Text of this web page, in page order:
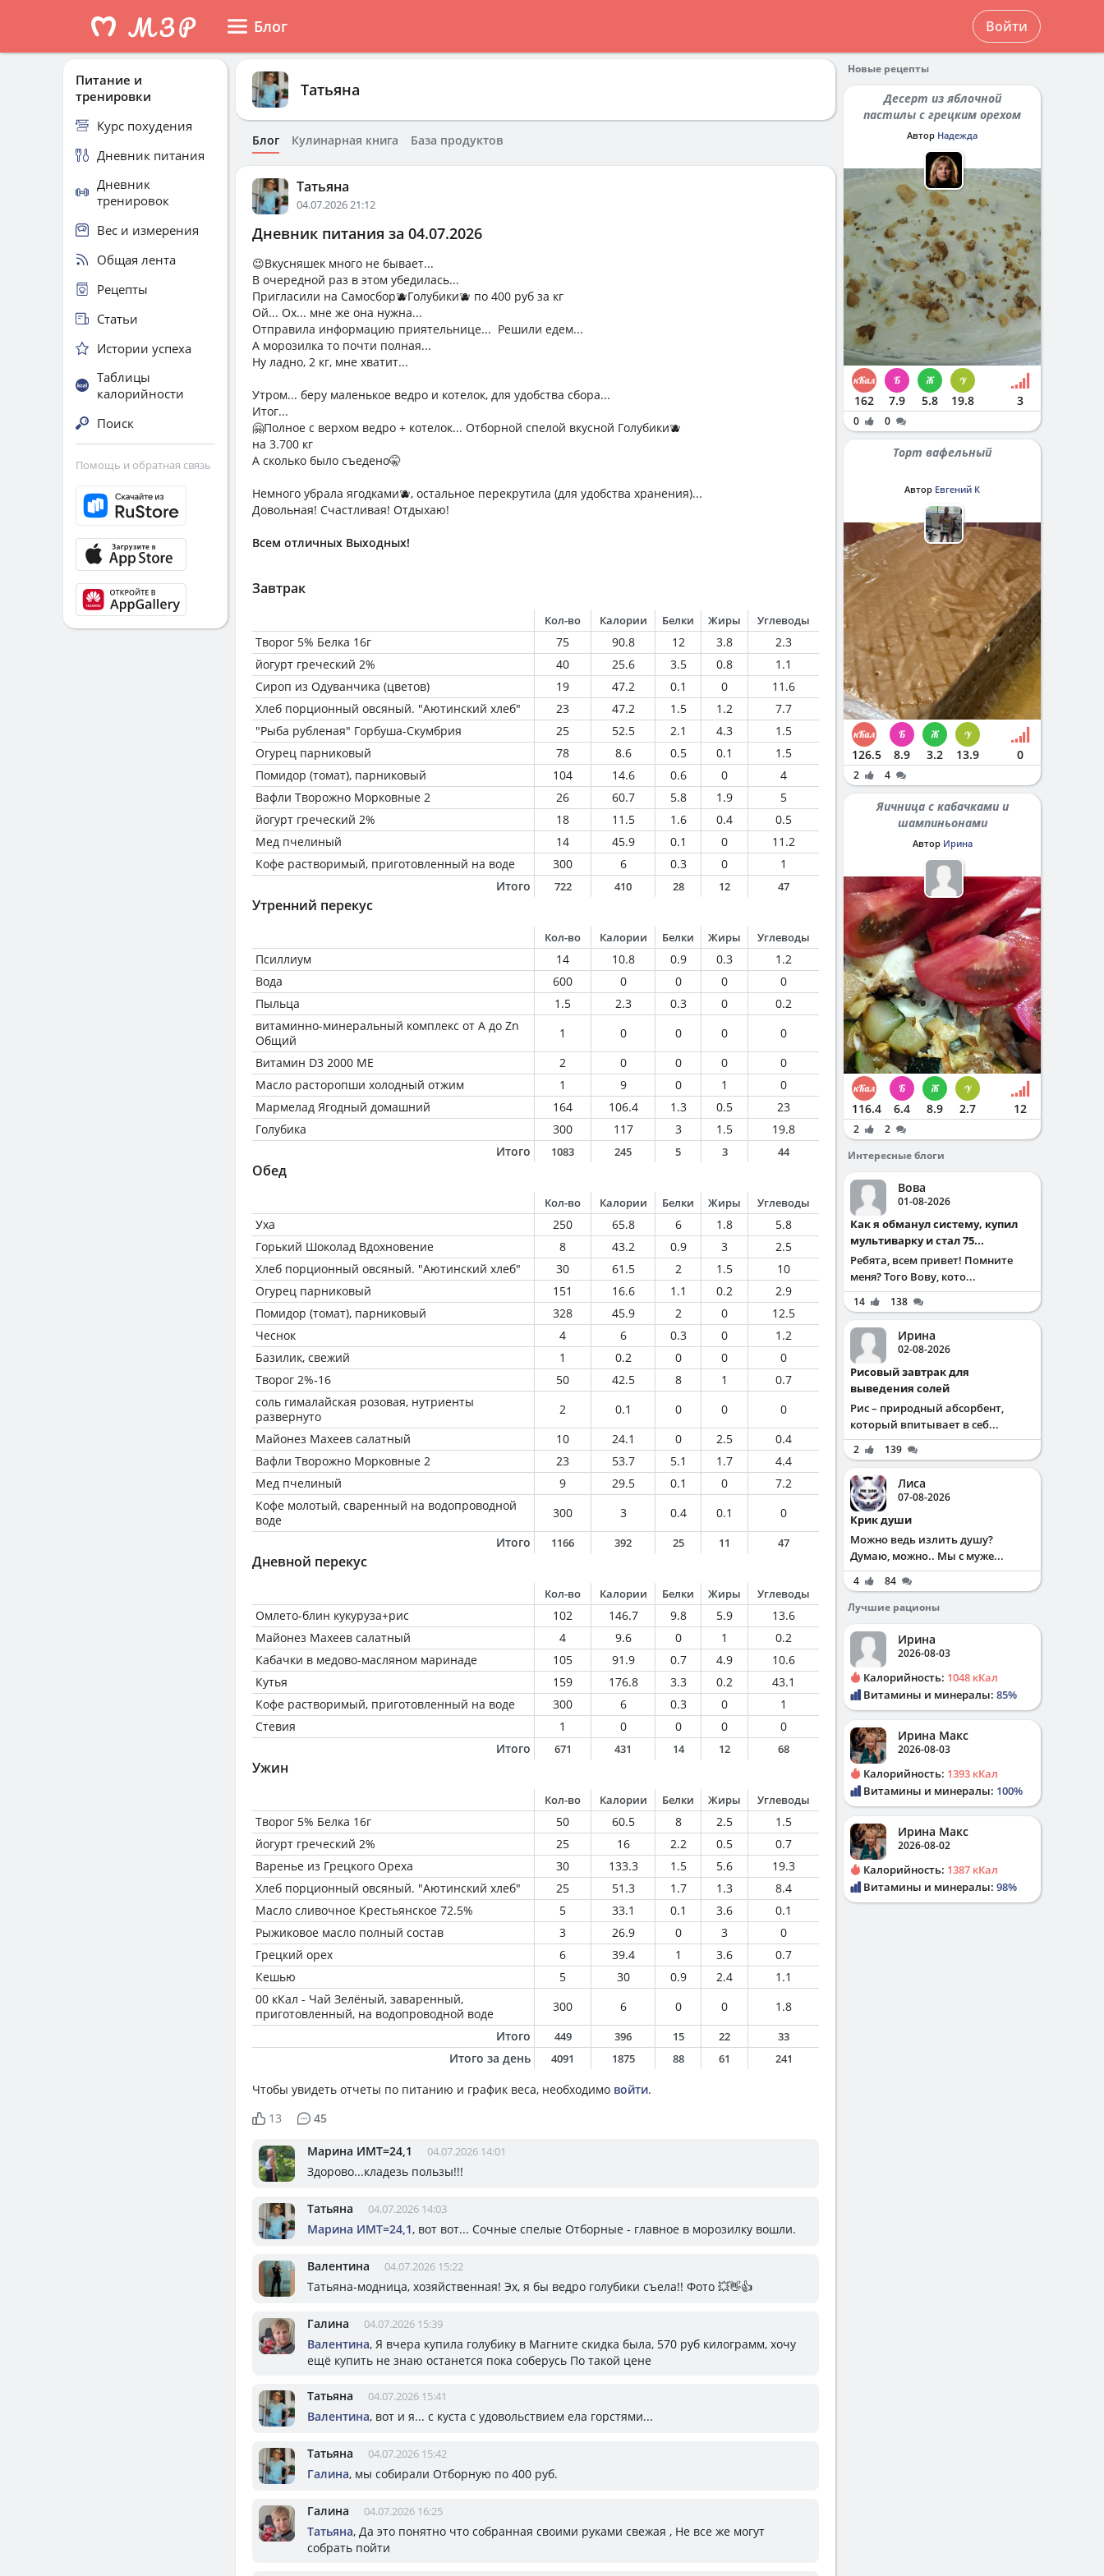
Блог Войти
Татьяна
Блог Кулинарная книга База продуктов
Татьяна
04.07.2026 21:12
Дневник питания за 04.07.2026
😉Вкусняшек много не бывает...
В очередной раз в этом убедилась...
Пригласили на ️Самосбор🫐Голубики🫐 по 400 руб за кг
Ой... Ох... мне же она нужна...
Отправила информацию приятельнице... Решили едем...
А морозилка то почти полная...
Ну ладно, 2 кг, мне хватит...
Утром... беру маленькое ведро и котелок, для удобства сбора...
Итог...
🤗Полное с верхом ведро + котелок... Отборной спелой вкусной Голубики🫐
на 3.700 кг
А сколько было съедено🤫
Немного убрала ягодками🫐, остальное перекрутила (для удобства хранения)...
Довольная! Счастливая! Отдыхаю!
Всем отличных Выходных!
Завтрак
Кол-во Калории Белки Жиры Углеводы
Творог 5% Белка 16г 75 90.8 12 3.8
2.3
йогурт греческий 2%
40 25.6 3.5 0.8
1.1
Сироп из Одуванчика (цветов)
19 47.2 0.1 0
11.6
Хлеб порционный овсяный. "Аютинский хлеб"
23 47.2 1.5 1.2
7.7
"Рыба рубленая" Горбуша-Скумбрия
25 52.5 2.1 4.3
1.5
Огурец парниковый
78 8.6 0.5 0.1
1.5
Помидор (томат), парниковый
104 14.6 0.6 0
4
Вафли Творожно Морковные 2
26 60.7 5.8 1.9
5
йогурт греческий 2%
18 11.5 1.6 0.4
0.5
Мед пчелиный
14 45.9 0.1 0
11.2
Кофе растворимый, приготовленный на воде
300 6 0.3 0
1
Итого
722 410 28 12 47
Утренний перекус
Кол-во Калории Белки Жиры Углеводы
Псиллиум 14 10.8 0.9 0.3
1.2
Вода
600 0 0 0
0
Пыльца
1.5 2.3 0.3 0
0.2
витаминно-минеральный комплекс от A до Zn
Общий
1 0 0 0
0
Витамин D3 2000 МЕ
2 0 0 0
0
Масло расторопши холодный отжим
1 9 0 1
0
Мармелад Ягодный домашний
164 106.4 1.3 0.5
23
Голубика
300 117 3 1.5
19.8
Итого
1083 245 5 3 44
Обед
Кол-во Калории Белки Жиры Углеводы
Уха 250 65.8 6 1.8
5.8
Горький Шоколад Вдохновение
8 43.2 0.9 3
2.5
Хлеб порционный овсяный. "Аютинский хлеб"
30 61.5 2 1.5
10
Огурец парниковый
151 16.6 1.1 0.2
2.9
Помидор (томат), парниковый
328 45.9 2 0
12.5
Чеснок
4 6 0.3 0
1.2
Базилик, свежий
1 0.2 0 0
0
Творог 2%-16
50 42.5 8 1
0.7
соль гималайская розовая, нутриенты
развернуто
2 0.1 0 0
0
Майонез Махеев салатный
10 24.1 0 2.5
0.4
Вафли Творожно Морковные 2
23 53.7 5.1 1.7
4.4
Мед пчелиный
9 29.5 0.1 0
7.2
Кофе молотый, сваренный на водопроводной
воде
300 3 0.4 0.1
0
Итого
1166 392 25 11 47
Дневной перекус
Кол-во Калории Белки Жиры Углеводы
Омлето-блин кукуруза+рис 102 146.7 9.8 5.9
13.6
Майонез Махеев салатный
4 9.6 0 1
0.2
Кабачки в медово-масляном маринаде
105 91.9 0.7 4.9
10.6
Кутья
159 176.8 3.3 0.2
43.1
Кофе растворимый, приготовленный на воде
300 6 0.3 0
1
Стевия
1 0 0 0
0
Итого
671 431 14 12 68
Ужин
Кол-во Калории Белки Жиры Углеводы
Творог 5% Белка 16г 50 60.5 8 2.5
1.5
йогурт греческий 2%
25 16 2.2 0.5
0.7
Варенье из Грецкого Ореха
30 133.3 1.5 5.6
19.3
Хлеб порционный овсяный. "Аютинский хлеб"
25 51.3 1.7 1.3
8.4
Масло сливочное Крестьянское 72.5%
5 33.1 0.1 3.6
0.1
Рыжиковое масло полный состав
3 26.9 0 3
0
Грецкий орех
6 39.4 1 3.6
0.7
Кешью
5 30 0.9 2.4
1.1
00 кКал - Чай Зелёный, заваренный,
приготовленный, на водопроводной воде
300 6 0 0
1.8
Итого
449 396 15 22 33
Итого за день 4091 1875 88 61 241
Чтобы увидеть отчеты по питанию и график веса, необходимо войти.
13
45
Марина ИМТ=24,1 04.07.2026 14:01
Здорово...кладезь пользы!!!
Татьяна 04.07.2026 14:03
Марина ИМТ=24,1, вот вот... Сочные спелые Отборные - главное в морозилку вошли.
Валентина 04.07.2026 15:22
Татьяна-модница, хозяйственная! Эх, я бы ведро голубики съела!! Фото 💥👋👍
Галина 04.07.2026 15:39
Валентина, Я вчера купила голубику в Магните скидка была, 570 руб килограмм, хочу
ещё купить не знаю останется пока соберусь По такой цене
Татьяна 04.07.2026 15:41
Валентина, вот и я... с куста с удовольствием ела горстями...
Татьяна 04.07.2026 15:42
Галина, мы собирали Отборную по 400 руб.
Галина 04.07.2026 16:25
Татьяна, Да это понятно что собранная своими руками свежая , Не все же могут
собрать пойти
Питание и
тренировки
Курс похудения
Дневник питания
Дневник
тренировок
Вес и измерения
Общая лента
Рецепты
Статьи
Истории успеха
Таблицы
калорийности
Поиск
Помощь и обратная связь
Новые рецепты
Десерт из яблочной
пастилы с грецким орехом
Автор Надежда
162 7.9 5.8 19.8 3
0 0
Торт вафельный
Автор Евгений К
126.5 8.9 3.2 13.9 0
2 4
Яичница с кабачками и
шампиньонами
Автор Ирина
116.4 6.4 8.9 2.7 12
2
2
Интересные блоги
Вова
01-08-2026
Как я обманул систему, купил
мультиварку и стал 75...
Ребята, всем привет! Помните
меня? Того Вову, кото...
14 138
Ирина
02-08-2026
Рисовый завтрак для
выведения солей
Рис – природный абсорбент,
который впитывает в себ...
2 139
Лиса
07-08-2026
Крик души
Можно ведь излить душу?
Думаю, можно.. Мы с муже...
4
84
Лучшие рационы
Ирина
2026-08-03
Калорийность: 1048 кКал
Витамины и минералы: 85%
Ирина Макс
2026-08-03
Калорийность: 1393 кКал
Витамины и минералы: 100%
Ирина Макс
2026-08-02
Калорийность: 1387 кКал
Витамины и минералы: 98%